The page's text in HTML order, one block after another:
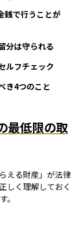
銭で行うことが
分は守られる
ルフチェック
き4つのこと
最低限の取
える財産」が法律
しく理解しておく
。